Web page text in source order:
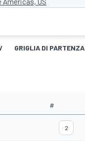
GRIGLIA DI PARTENZA
#
2